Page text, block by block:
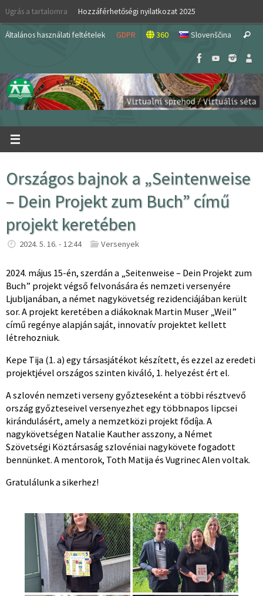
Skip
content
Ugrás a tartalomra Hozzáférhetőségi nyilatkozat 2025
Általános használati feltételek GDPR 360 Slovenščina Search
Országos bajnok a „Seintenweise
– Dein Projekt zum Buch” című
projekt keretében
2024. 5. 16. - 12:44 Versenyek
2024. május 15-én, szerdán a „Seitenweise – Dein Projekt zum
Buch” projekt végső felvonására és nemzeti versenyére
Ljubljanában, a német nagykövetség rezidenciájában került
sor. A projekt keretében a diákoknak Martin Muser „Weil”
című regénye alapján saját, innovatív projektet kellett
létrehozniuk.
Kepe Tija (1. a) egy társasjátékot készített, és ezzel az eredeti
projektjével országos szinten kiváló, 1. helyezést ért el.
A szlovén nemzeti verseny győzteseként a többi résztvevő
ország győzteseivel versenyezhet egy többnapos lipcsei
kirándulásért, amely a nemzetközi projekt fődíja. A
nagykövetségen Natalie Kauther asszony, a Német
Szövetségi Köztársaság szlovéniai nagykövete fogadott
bennünket. A mentorok, Toth Matija és Vugrinec Alen voltak.
Gratulálunk a sikerhez!